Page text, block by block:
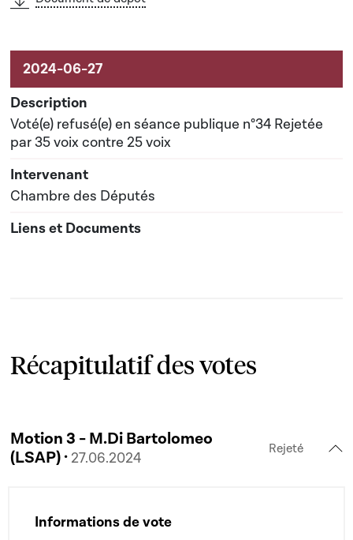
Voté(e) refusé(e) en séance publique n°34 Rejetée
par 35 voix contre 25 voix
Chambre des Députés
Récapitulatif des votes
Motion 3 - M.Di Bartolomeo
(LSAP) · 27.06.2024
Rejeté
Informations de vote